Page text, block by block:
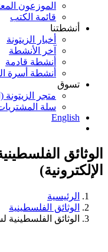
الموزعون
قائمة الكتب
أنشطتنا
أخبار الزيتونة
آخر الأنشطة
أنشطة قادمة
أنشطة أسرة
تسوق
متجر الزيتونة
سلة
English
الإلكترونية)
الرئيسية
الوثائق الفلسطينية
الوثائق الفلسطينية لسنة 2011 (النسخة